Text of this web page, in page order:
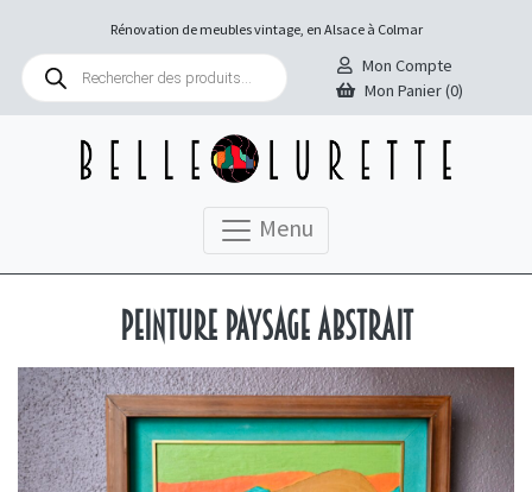
Rénovation de meubles vintage, en Alsace à Colmar
Recherche
produits
Mon Compte
Mon Panier (0)
Menu
Peinture paysage abstrait